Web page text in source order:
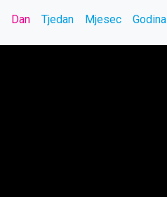
Dan Tjedan Mjesec Godina